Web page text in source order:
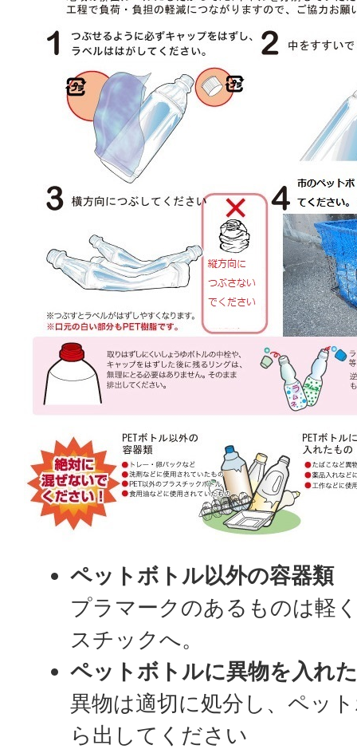
ペットボトル以外の容器類
プラマークのあるものは軽
スチックへ。
ペットボトルに異物を入れ
異物は適切に処分し、ペッ
ら出してください